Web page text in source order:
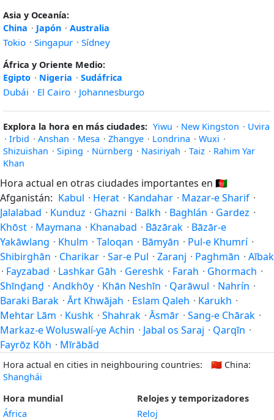
Asia y Oceanía:
China · Japón · Australia
Tokio · Singapur · Sídney
África y Oriente Medio:
Egipto · Nigeria · Sudáfrica
Dubái · El Cairo · Johannesburgo
Explora la hora en más ciudades: Yiwu · New Kingston · Uvira
· Irbid · Anshan · Mesa · Zhangye · Londrina · Wuxi ·
Shizuishan · Siping · Nürnberg · Nasiriyah · Taiz · Rahim Yar
Khan
Hora actual en otras ciudades importantes en 🇦🇫
Afganistán: Kabul · Herat · Kandahar · Mazar-e Sharif ·
Jalalabad · Kunduz · Ghazni · Balkh · Baghlán · Gardez ·
Khōst · Maymana · Khanabad · Bāzārak · Bāzār-e
Yakāwlang · Khulm · Taloqan · Bāmyān · Pul-e Khumrí ·
Shibirghān · Charikar · Sar-e Pul · Zaranj · Paghmān · Aībak
· Fayzabad · Lashkar Gāh · Gereshk · Farah · Ghormach ·
Shīnḏanḏ · Andkhōy · Khān Neshīn · Qarāwul · Nahrín ·
Baraki Barak · Ārt Khwājah · Eslam Qaleh · Karukh ·
Mehtar Lām · Kushk · Shahrak · Āsmār · Sang-e Chārak ·
Markaz-e Woluswalí-ye Achin · Jabal os Saraj · Qarqīn ·
Fayrōz Kōh · Mīrābād
Hora actual en cities in neighbouring countries: 🇨🇳 China:
Shanghái
Hora mundial
África
Relojes y temporizadores
Reloj